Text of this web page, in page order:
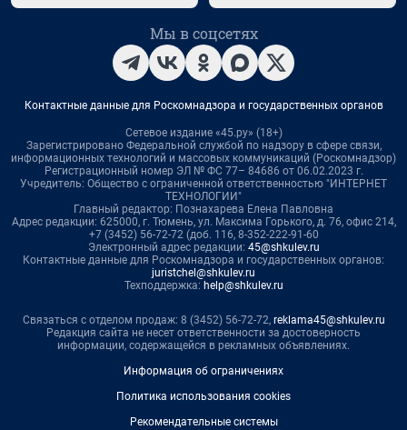
Мы в соцсетях
Контактные данные для Роскомнадзора и государственных органов
Сетевое издание «45.ру» (18+)
Зарегистрировано Федеральной службой по надзору в сфере связи,
информационных технологий и массовых коммуникаций (Роскомнадзор)
Регистрационный номер ЭЛ № ФС 77– 84686 от 06.02.2023 г.
Учредитель: Общество с ограниченной ответственностью "ИНТЕРНЕТ
ТЕХНОЛОГИИ"
Главный редактор: Познахарева Елена Павловна
Адрес редакции: 625000, г. Тюмень, ул. Максима Горького, д. 76, офис 214,
+7 (3452) 56-72-72 (доб. 116, 8-352-222-91-60
Электронный адрес редакции: 45@shkulev.ru
Контактные данные для Роскомнадзора и государственных органов:
juristchel@shkulev.ru
Техподдержка: help@shkulev.ru
Связаться с отделом продаж: 8 (3452) 56-72-72, reklama45@shkulev.ru
Редакция сайта не несет ответственности за достоверность
информации, содержащейся в рекламных объявлениях.
Информация об ограничениях
Политика использования cookies
Рекомендательные системы